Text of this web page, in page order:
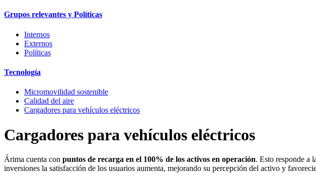
Grupos relevantes y Políticas
Internos
Externos
Políticas
Tecnología
Micromovilidad sostenible
Calidad del aire
Cargadores para vehículos eléctricos
Cargadores para vehículos eléctricos
Árima cuenta con puntos de recarga en el 100% de los activos en operación. Esto responde a
inversiones la satisfacción de los usuarios aumenta, mejorando su percepción del activo y